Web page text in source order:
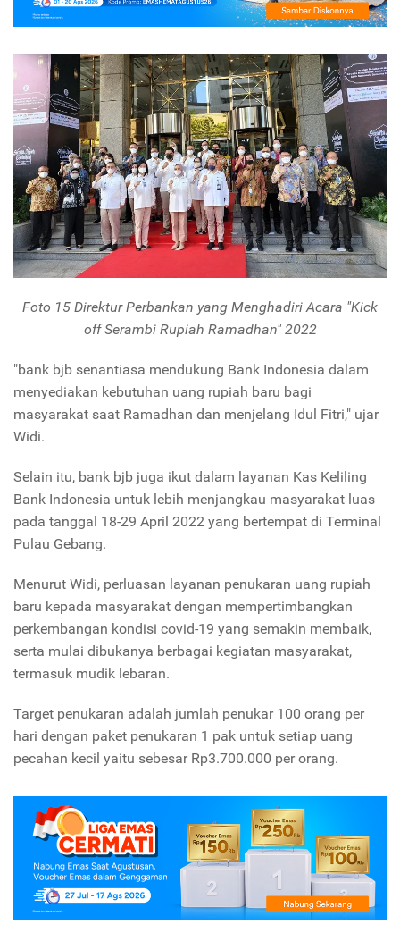
Foto 15 Direktur Perbankan yang Menghadiri Acara "Kick
off Serambi Rupiah Ramadhan" 2022
"bank bjb senantiasa mendukung Bank Indonesia dalam
menyediakan kebutuhan uang rupiah baru bagi
masyarakat saat Ramadhan dan menjelang Idul Fitri," ujar
Widi.
Selain itu, bank bjb juga ikut dalam layanan Kas Keliling
Bank Indonesia untuk lebih menjangkau masyarakat luas
pada tanggal 18-29 April 2022 yang bertempat di Terminal
Pulau Gebang.
Menurut Widi, perluasan layanan penukaran uang rupiah
baru kepada masyarakat dengan mempertimbangkan
perkembangan kondisi covid-19 yang semakin membaik,
serta mulai dibukanya berbagai kegiatan masyarakat,
termasuk mudik lebaran.
Target penukaran adalah jumlah penukar 100 orang per
hari dengan paket penukaran 1 pak untuk setiap uang
pecahan kecil yaitu sebesar Rp3.700.000 per orang.